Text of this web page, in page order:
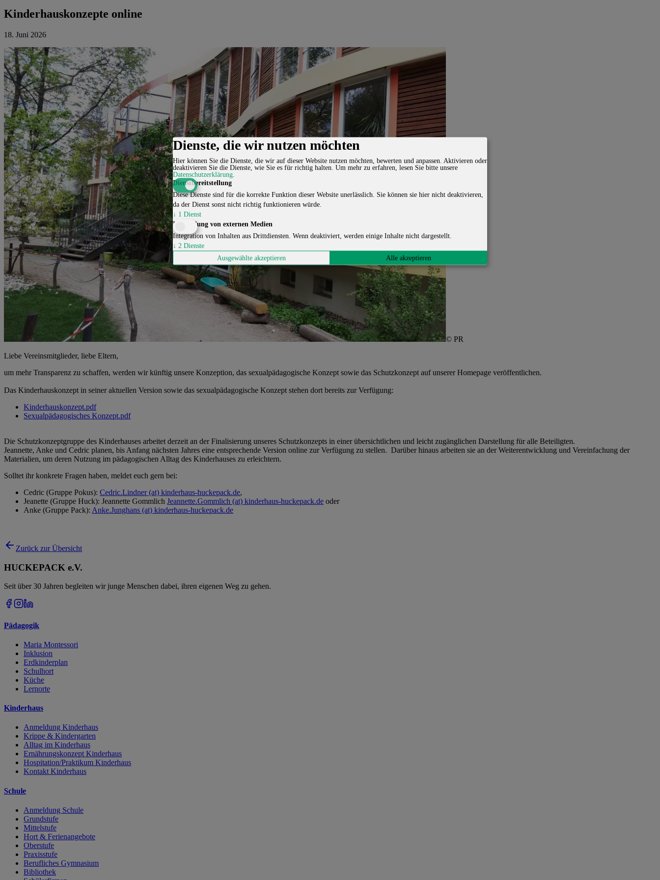
Kinderhauskonzepte online
18. Juni 2026
© PR
Liebe Vereinsmitglieder, liebe Eltern,
um mehr Transparenz zu schaffen, werden wir künftig unsere Konzeption, das sexualpädagogische Konzept sowie das Schutzkonzept auf unserer Homepage veröffentlichen.
Das Kinderhauskonzept in seiner aktuellen Version sowie das sexualpädagogische Konzept stehen dort bereits zur Verfügung:
Kinderhauskonzept.pdf
Sexualpädagogisches Konzept.pdf
Die Schutzkonzeptgruppe des Kinderhauses arbeitet derzeit an der Finalisierung unseres Schutzkonzepts in einer übersichtlichen und leicht zugänglichen Darstellung für alle Beteiligten.
Jeannette, Anke und Cedric planen, bis Anfang nächsten Jahres eine entsprechende Version online zur Verfügung zu stellen. Darüber hinaus arbeiten sie an der Weiterentwicklung und Vereinfachung der
Materialien, um deren Nutzung im pädagogischen Alltag des Kinderhauses zu erleichtern.
Solltet ihr konkrete Fragen haben, meldet euch gern bei:
Cedric (Gruppe Pokus): Cedric.Lindner (at) kinderhaus-huckepack.de,
Jeanette (Gruppe Huck): Jeannette Gommlich Jeannette.Gommlich (at) kinderhaus-huckepack.de oder
Anke (Gruppe Pack): Anke.Junghans (at) kinderhaus-huckepack.de
Zurück zur Übersicht
HUCKEPACK e.V.
Seit über 30 Jahren begleiten wir junge Menschen dabei, ihren eigenen Weg zu gehen.
Pädagogik
Maria Montessori
Inklusion
Erdkinderplan
Schulhort
Küche
Lernorte
Kinderhaus
Anmeldung Kinderhaus
Krippe & Kindergarten
Alltag im Kinderhaus
Ernährungskonzept Kinderhaus
Hospitation/Praktikum Kinderhaus
Kontakt Kinderhaus
Schule
Anmeldung Schule
Grundstufe
Mittelstufe
Hort & Ferienangebote
Oberstufe
Praxisstufe
Berufliches Gymnasium
Bibliothek
Dienste, die wir nutzen möchten
Hier können Sie die Dienste, die wir auf dieser Website nutzen möchten, bewerten und anpassen. Aktivieren oder
deaktivieren Sie die Dienste, wie Sie es für richtig halten. Um mehr zu erfahren, lesen Sie bitte unsere
Datenschutzerklärung
Dienstbereitstellung
Diese Dienste sind für die korrekte Funktion dieser Website unerlässlich. Sie können sie hier nicht deaktivieren,
da der Dienst sonst nicht richtig funktionieren würde.
↓ 1 Dienst
Einbindung von externen Medien
Integration von Inhalten aus Drittdiensten. Wenn deaktiviert, werden einige Inhalte nicht dargestellt.
↓ 2 Dienste
Ausgewählte akzeptieren
Alle akzeptieren